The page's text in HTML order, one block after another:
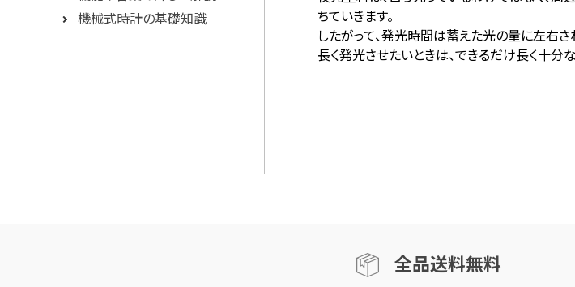
機械式時計の基礎知識
ちていきます。
したがって、発光時間は蓄えた光の量に左右
長く発光させたいときは、できるだけ長く十分
全品送料無料